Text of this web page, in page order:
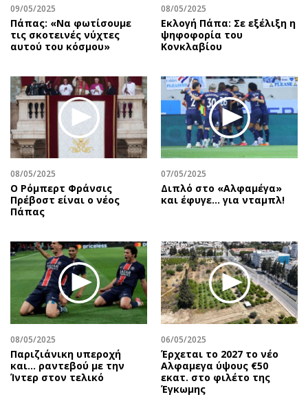
09/05/2025
Πάπας: «Να φωτίσουμε
τις σκοτεινές νύχτες
αυτού του κόσμου»
08/05/2025
Εκλογή Πάπα: Σε εξέλιξη η
ψηφοφορία του
Κονκλαβίου
08/05/2025
Ο Ρόμπερτ Φράνσις
Πρέβοστ είναι ο νέος
Πάπας
07/05/2025
Διπλό στο «Αλφαμέγα»
και έφυγε… για νταμπλ!
08/05/2025
Παριζιάνικη υπεροχή
και... ραντεβού με την
Ίντερ στον τελικό
06/05/2025
Έρχεται το 2027 το νέο
Aλφαμεγα ύψους €50
εκατ. στο φιλέτο της
Έγκωμης